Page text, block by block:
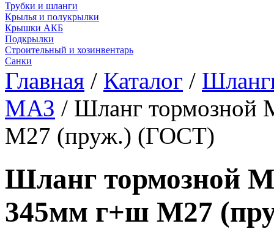
Трубки и шланги
Крылья и полукрылки
Крышки АКБ
Подкрылки
Строительный и хозинвентарь
Санки
Главная / Каталог /
МАЗ / Шланг тормозной
М27 (пруж.) (ГОСТ)
Шланг тормозной
345мм г+ш М27